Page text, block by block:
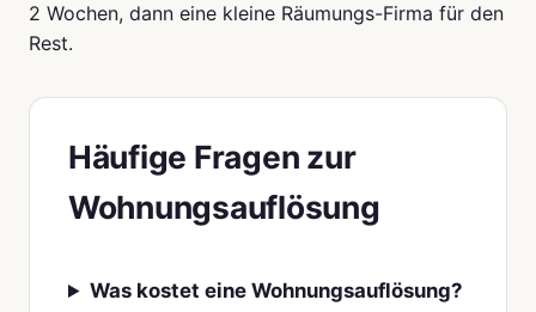
2 Wochen, dann eine kleine Räumungs-Firma für den
Rest.
Häufige Fragen zur
Wohnungsauflösung
Was kostet eine Wohnungsauflösung?